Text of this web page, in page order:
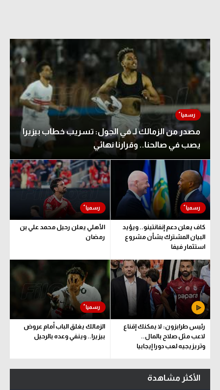
مصدر من الزمالك لـ في الجول: تسريب خطاب بيزيرا
يصب في صالحنا.. وقرارنا نهائي
كاف يعلن دعم إنفانتينو.. ويؤيد
البيان المشترك بشأن مشروع
استثمار فيفا
الأهلي يعلن رحيل محمد علي بن
رمضان
رئيس طرابزون: لا يمكنك إقناع
لاعب مثل صلاح بالمال..
وتريزيجيه لعب دورا إيجابيا
الزمالك يغلق الباب أمام عروض
بيزيرا.. وينفي وعده بالرحيل
الأكثر مشاهدة